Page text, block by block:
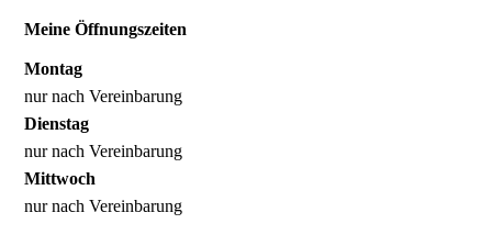
Meine Öffnungszeiten
Montag
nur nach Vereinbarung
Dienstag
nur nach Vereinbarung
Mittwoch
nur nach Vereinbarung